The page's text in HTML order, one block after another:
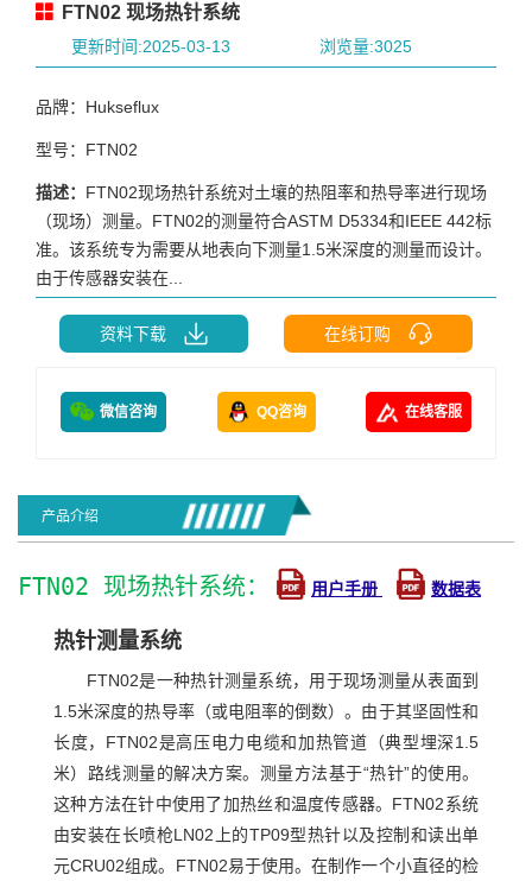
FTN02 现场热针系统
更新时间:2025-03-13 浏览量:3025
品牌：Hukseflux
型号：FTN02
描述： FTN02现场热针系统对土壤的热阻率和热导率进行现场
（现场）测量。FTN02的测量符合ASTM D5334和IEEE 442标
准。该系统专为需要从地表向下测量1.5米深度的测量而设计。
由于传感器安装在...
资料下载 在线订购
微信咨询 QQ咨询 在线客服
产品介绍
FTN02 现场热针系统： 用户手册 数据表
热针测量系统
FTN02是一种热针测量系统，用于现场测量从表面到
1.5米深度的热导率（或电阻率的倒数）。由于其坚固性和
长度，FTN02是高压电力电缆和加热管道（典型埋深1.5
米）路线测量的解决方案。测量方法基于“热针”的使用。
这种方法在针中使用了加热丝和温度传感器。FTN02系统
由安装在长喷枪LN02上的TP09型热针以及控制和读出单
元CRU02组成。FTN02易于使用。在制作一个小直径的检